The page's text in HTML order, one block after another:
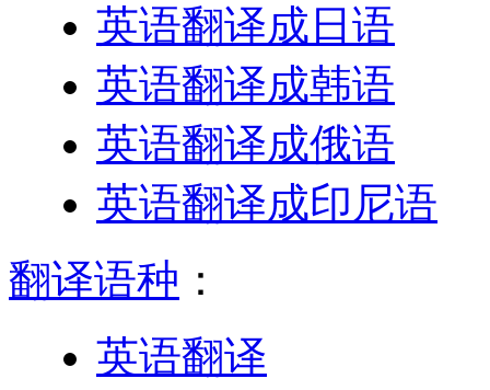
英语翻译成日语
英语翻译成韩语
英语翻译成俄语
英语翻译成印尼语
翻译语种 ：
英语翻译